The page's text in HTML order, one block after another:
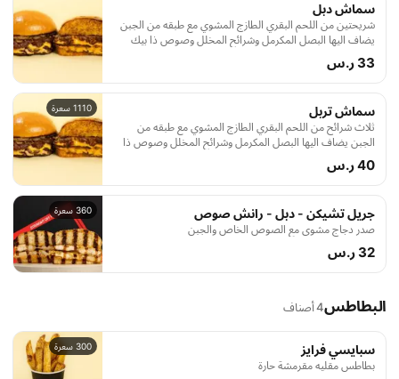
سماش دبل
شريحتين من اللحم البقري الطازج المشوي مع طبقه من الجبن
يضاف اليها البصل المكرمل وشرائح المخلل وصوص ذا بيك
الخاص يقدم داخل خبز البطاطا الطري والمحمص
33 ر.س
1110 سعرة سماش تربل
ثلاث شرائح من اللحم البقري الطازج المشوي مع طبقه من
الجبن يضاف اليها البصل المكرمل وشرائح المخلل وصوص ذا
بيك الخاص يقدم داخل خبز البطاطا الطري والمحمص
40 ر.س
360 سعرة جريل تشيكن - دبل - رانش صوص
صدر دجاج مشوي مع الصوص الخاص والجبن
32 ر.س
البطاطس4 أصناف
300 سعرة سبايسي فرايز
بطاطس مقليه مقرمشة حارة